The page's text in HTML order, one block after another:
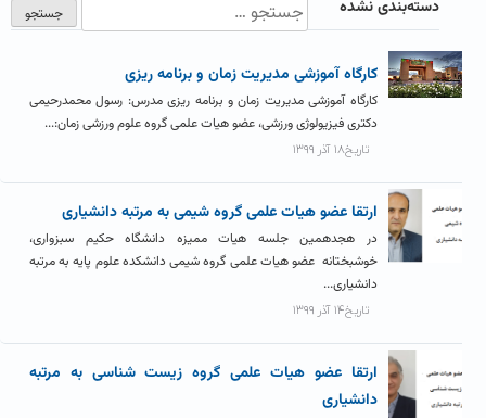
دسته‌بندی نشده
کارگاه آموزشی مدیریت زمان و برنامه ریزی
کارگاه آموزشی مدیریت زمان و برنامه ریزی مدرس: رسول محمدرحیمی
دکتری فیزیولوژی ورزشی، عضو هیات علمی گروه علوم ورزشی زمان:...
تاریخ۱۸ آذر ۱۳۹۹
ارتقا عضو هیات علمی گروه شیمی به مرتبه دانشیاری
در هجدهمین جلسه هیات ممیزه دانشگاه حکیم سبزواری،
خوشبختانه عضو هیات علمی گروه شیمی دانشکده علوم پایه به مرتبه
دانشیاری...
تاریخ۱۴ آذر ۱۳۹۹
ارتقا عضو هیات علمی گروه زیست شناسی به مرتبه
دانشیاری